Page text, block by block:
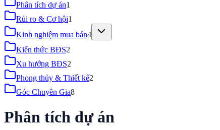
Phân tích dự án1
Rủi ro & Cơ hội1
Kinh nghiệm mua bán4
Kiến thức BĐS2
Xu hướng BĐS2
Phong thủy & Thiết kế2
Góc Chuyên Gia8
Phân tích dự án